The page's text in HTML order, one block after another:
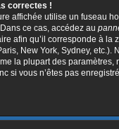
correctes !
affichée utilise un fuseau
ce cas, accédez au
afin qu’il corresponde à la
New York, Sydney, etc.).
la plupart des paramètres,
si vous n’êtes pas